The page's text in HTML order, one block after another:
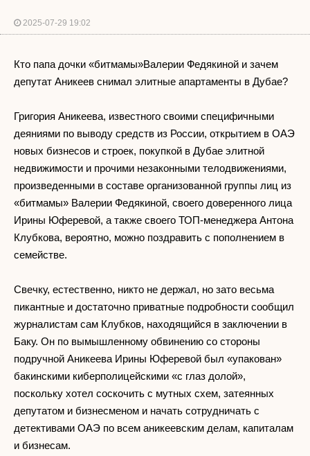
2025-07-29 19:02
Кто папа дочки «битмамы»Валерии Федякиной и зачем
депутат Аникеев снимал элитные апартаменты в Дубае?
Григория Аникеева, известного своими специфичными
деяниями по выводу средств из России, открытием в ОАЭ
новых бизнесов и строек, покупкой в Дубае элитной
недвижимости и прочими незаконными телодвижениями,
произведенными в составе организованной группы лиц из
«битмамы» Валерии Федякиной, своего доверенного лица
Ирины Юферевой, а также своего ТОП-менеджера Антона
Клубкова, вероятно, можно поздравить с пополнением в
семействе.
Свечку, естественно, никто не держал, но зато весьма
пикантные и достаточно приватные подробности сообщил
журналистам сам Клубков, находящийся в заключении в
Баку. Он по вымышленному обвинению со стороны
подручной Аникеева Ирины Юферевой был «упакован»
бакинскими киберполицейскими «с глаз долой»,
поскольку хотел соскочить с мутных схем, затеянных
депутатом и бизнесменом и начать сотрудничать с
детективами ОАЭ по всем аникеевским делам, капиталам
и бизнесам.